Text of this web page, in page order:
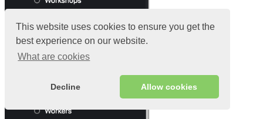
This website uses cookies to ensure you get the
best experience on our website.
What are cookies
Decline Allow cookies